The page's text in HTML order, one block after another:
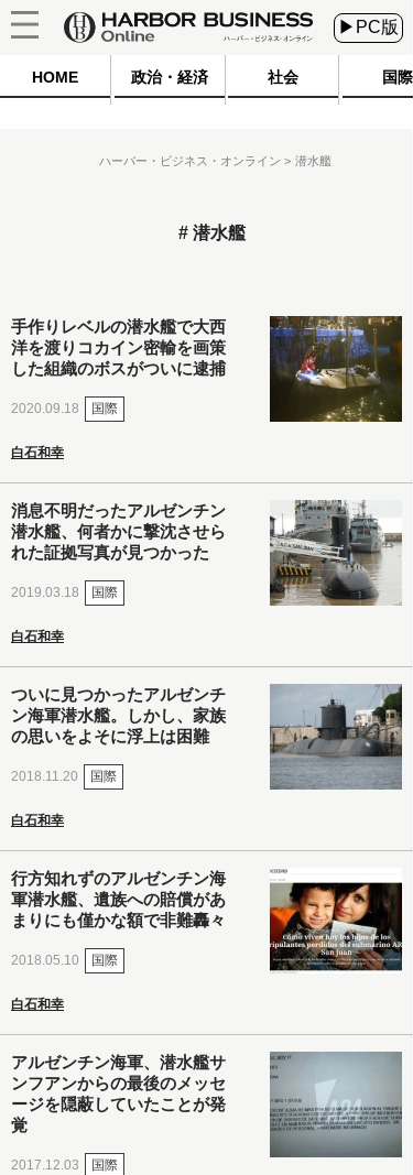
▶PC版
HOME 政治・経済 社会 国際
ハーバー・ビジネス・オンライン 潜水艦
潜水艦
手作りレベルの潜水艦で大西
洋を渡りコカイン密輸を画策
した組織のボスがついに逮捕
2020.09.18 国際
白石和幸
消息不明だったアルゼンチン
潜水艦、何者かに撃沈させら
れた証拠写真が見つかった
2019.03.18 国際
白石和幸
ついに見つかったアルゼンチ
ン海軍潜水艦。しかし、家族
の思いをよそに浮上は困難
2018.11.20 国際
白石和幸
行方知れずのアルゼンチン海
軍潜水艦、遺族への賠償があ
まりにも僅かな額で非難轟々
2018.05.10 国際
白石和幸
アルゼンチン海軍、潜水艦サ
ンフアンからの最後のメッセ
ージを隠蔽していたことが発
覚
2017.12.03 国際